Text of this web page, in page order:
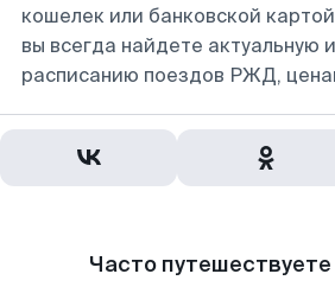
кошелек или банковской
вы всегда найдете актуальную
расписанию поездов РЖД,
Часто